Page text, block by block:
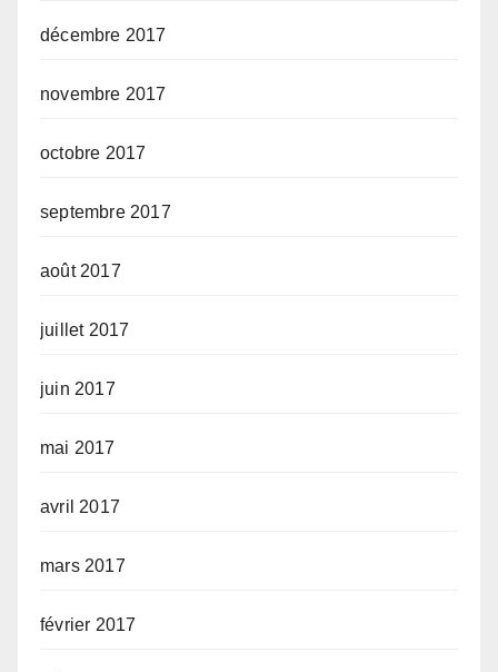
décembre 2017
novembre 2017
octobre 2017
septembre 2017
août 2017
juillet 2017
juin 2017
mai 2017
avril 2017
mars 2017
février 2017